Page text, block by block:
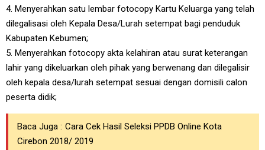
4. Menyerahkan satu lembar fotocopy Kartu Keluarga yang telah
dilegalisasi oleh Kepala Desa/Lurah setempat bagi penduduk
Kabupaten Kebumen;
5. Menyerahkan fotocopy akta kelahiran atau surat keterangan
lahir yang dikeluarkan oleh pihak yang berwenang dan dilegalisir
oleh kepala desa/lurah setempat sesuai dengan domisili calon
peserta didik;
Baca Juga : Cara Cek Hasil Seleksi PPDB Online Kota
Cirebon 2018/ 2019